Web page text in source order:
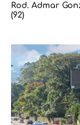
Rod. Admar
(92)